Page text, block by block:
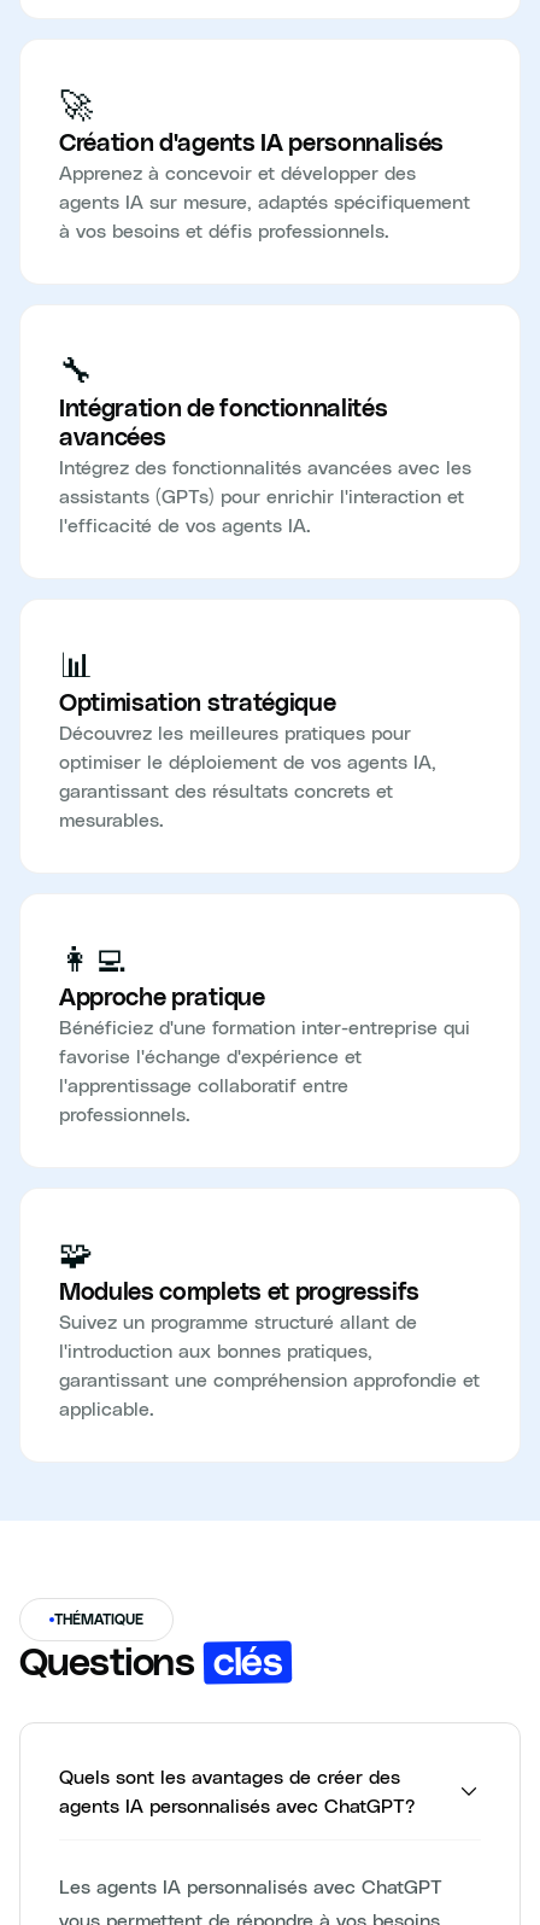
🚀
Création d'agents IA personnalisés
Apprenez à concevoir et développer des
agents IA sur mesure, adaptés spécifiquement
à vos besoins et défis professionnels.
🔧
Intégration de fonctionnalités
avancées
Intégrez des fonctionnalités avancées avec les
assistants (GPTs) pour enrichir l'interaction et
l'efficacité de vos agents IA.
📊
Optimisation stratégique
Découvrez les meilleures pratiques pour
optimiser le déploiement de vos agents IA,
garantissant des résultats concrets et
mesurables.
👩‍💻
Approche pratique
Bénéficiez d'une formation inter-entreprise qui
favorise l'échange d'expérience et
l'apprentissage collaboratif entre
professionnels.
🧩
Modules complets et progressifs
Suivez un programme structuré allant de
l'introduction aux bonnes pratiques,
garantissant une compréhension approfondie et
applicable.
THÉMATIQUE
Questions clés
Quels sont les avantages de créer des
agents IA personnalisés avec ChatGPT?
Les agents IA personnalisés avec ChatGPT
vous permettent de répondre à vos besoins